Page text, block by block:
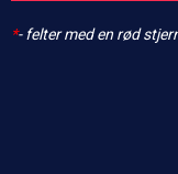
*- felter med en rød